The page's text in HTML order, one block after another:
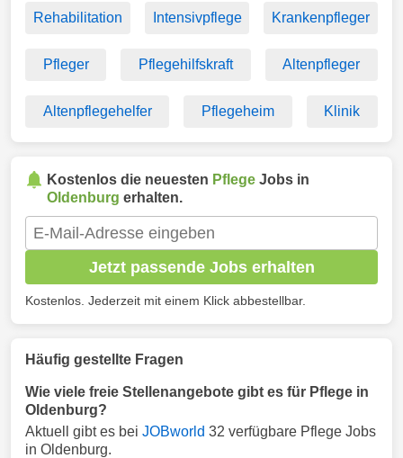
Rehabilitation Intensivpflege Krankenpfleger
Pfleger Pflegehilfskraft Altenpfleger
Altenpflegehelfer Pflegeheim Klinik
Kostenlos die neuesten Pflege Jobs in
Oldenburg erhalten.
Jetzt passende Jobs erhalten
Kostenlos. Jederzeit mit einem Klick abbestellbar.
Häufig gestellte Fragen
Wie viele freie Stellenangebote gibt es für Pflege in
Oldenburg?
Aktuell gibt es bei JOBworld 32 verfügbare Pflege Jobs
in Oldenburg.